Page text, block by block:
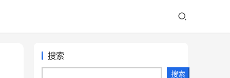
搜索
搜索